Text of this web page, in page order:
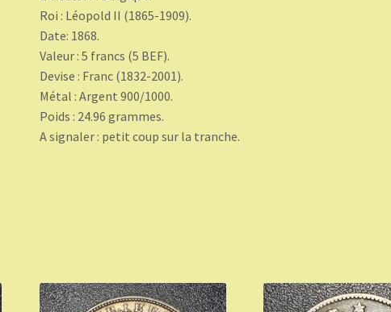
Roi : Léopold II (1865-1909).
Date: 1868.
Valeur : 5 francs (5 BEF).
Devise : Franc (1832-2001).
Métal : Argent 900/1000.
Poids : 24.96 grammes.
A signaler : petit coup sur la tranche.